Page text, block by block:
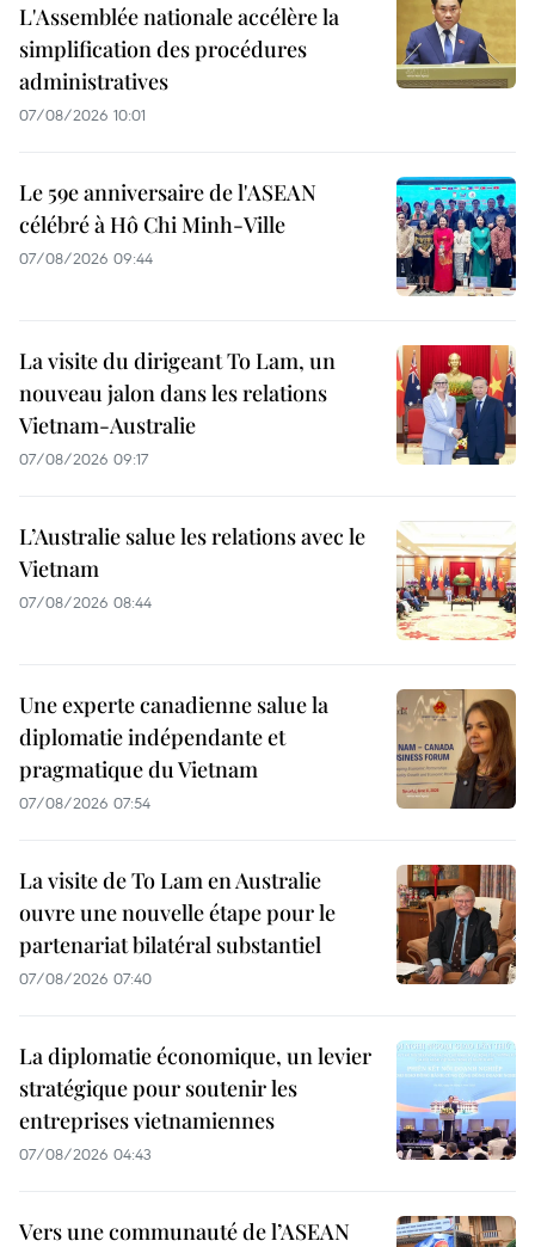
L'Assemblée nationale accélère la
simplification des procédures
administratives
07/08/2026 10:01
Le 59e anniversaire de l'ASEAN
célébré à Hô Chi Minh-Ville
07/08/2026 09:44
La visite du dirigeant To Lam, un
nouveau jalon dans les relations
Vietnam-Australie
07/08/2026 09:17
L’Australie salue les relations avec le
Vietnam
07/08/2026 08:44
Une experte canadienne salue la
diplomatie indépendante et
pragmatique du Vietnam
07/08/2026 07:54
La visite de To Lam en Australie
ouvre une nouvelle étape pour le
partenariat bilatéral substantiel
07/08/2026 07:40
La diplomatie économique, un levier
stratégique pour soutenir les
entreprises vietnamiennes
07/08/2026 04:43
Vers une communauté de l’ASEAN